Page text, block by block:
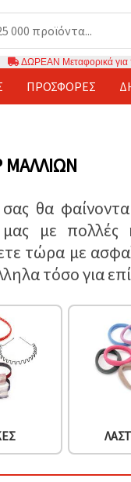
ΔΩΡΕΑΝ Μεταφορικά για
ΠΡΟΣΦΟΡΈΣ
ΜΑΛΛΙΏΝ
θα
με πολλές
τώρα με
τόσο για